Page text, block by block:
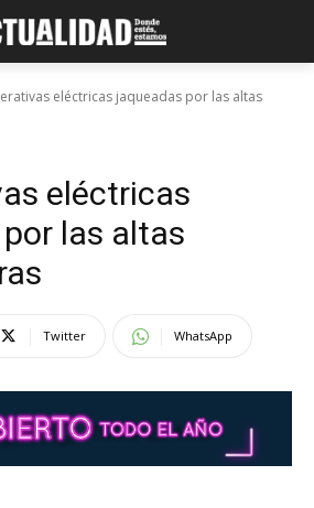
eléctricas jaqueadas por las altas
eléctricas
las altas
Twitter WhatsApp